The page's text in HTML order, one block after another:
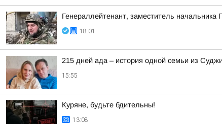
Генераллейтенант, заместитель
18:01
215 дней ада – история одной семьи из
15:55
Куряне, будьте бдительны!
13:08